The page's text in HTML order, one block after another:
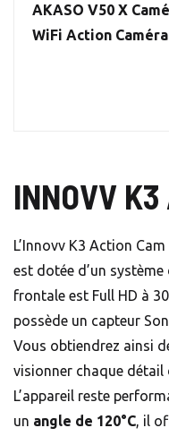
AKASO V50 X
WiFi Action
INNOVV
L’Innovv K3 Action
est dotée d’un système
frontale est Full HD à
possède un capteur
Vous obtiendrez ainsi
visionner chaque
L’appareil reste
un angle de 120°C, il